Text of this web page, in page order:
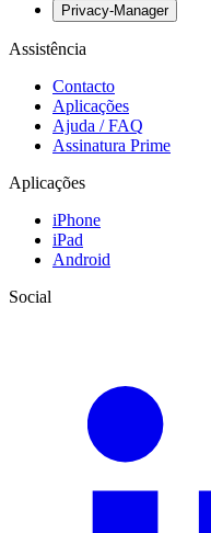
Privacy-Manager
Assistência
Contacto
Aplicações
Ajuda / FAQ
Assinatura Prime
Aplicações
iPhone
iPad
Android
Social